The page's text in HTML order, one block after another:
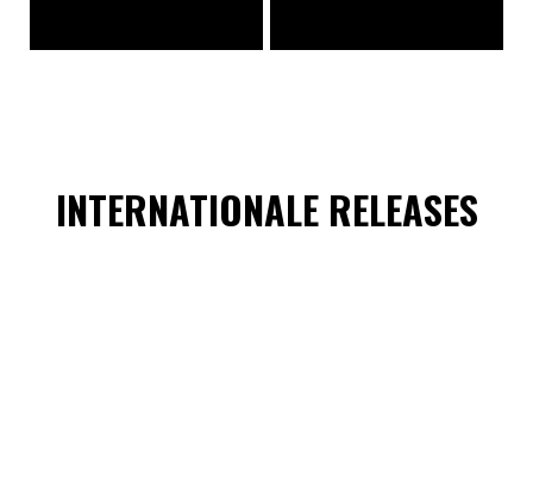
INTERNATIONALE RELEASES